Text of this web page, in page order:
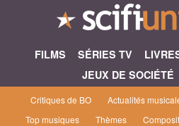
FILMS SÉRIES TV
JEUX DE SOCIÉTÉ
Critiques de BO Actualités
Top musiques
Thèmes